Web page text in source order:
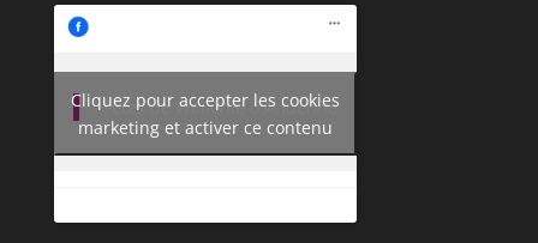
Fêtes de Wallonie d'Andenne
Cliquez pour accepter les cookies
marketing et activer ce contenu